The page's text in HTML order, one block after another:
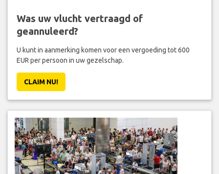
Was uw vlucht vertraagd of
geannuleerd?
U kunt in aanmerking komen voor een vergoeding tot 600
EUR per persoon in uw gezelschap.
CLAIM NU!